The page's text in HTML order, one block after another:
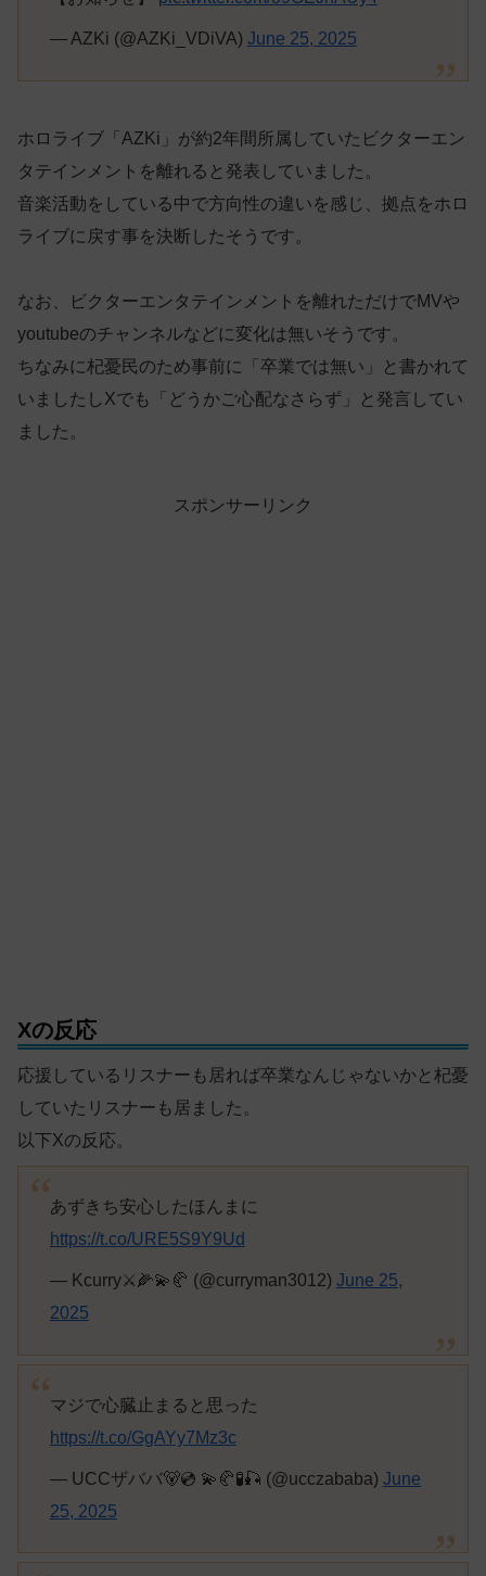
— AZKi (@AZKi_VDiVA) June 25, 2025
ホロライブ「AZKi」が約2年間所属していたビクターエン
タテインメントを離れると発表していました。
音楽活動をしている中で方向性の違いを感じ、拠点をホロ
ライブに戻す事を決断したそうです。
なお、ビクターエンタテインメントを離れただけでMVや
youtubeのチャンネルなどに変化は無いそうです。
ちなみに杞憂民のため事前に「卒業では無い」と書かれて
いましたしXでも「どうかご心配なさらず」と発言してい
ました。
スポンサーリンク
Xの反応
応援しているリスナーも居れば卒業なんじゃないかと杞憂
していたリスナーも居ました。
以下Xの反応。
あずきち安心したほんまに
https://t.co/URE5S9Y9Ud
— Kcurry⚔️🌽💫🥐 (@curryman3012) June 25,
2025
マジで心臓止まると思った
https://t.co/GgAYy7Mz3c
— UCCザババ🐻💿 💫🥐🧪🎣 (@ucczababa) June
25, 2025